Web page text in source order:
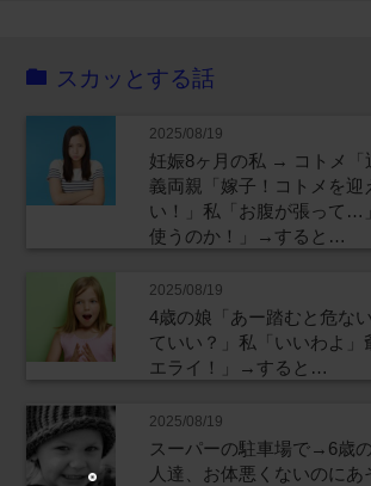
スカッとする話
2025/08/19
妊娠8ヶ月の私 → コトメ「
義両親「嫁子！コトメを迎
い！」私「お腹が張って…
使うのか！」→すると…
2025/08/19
4歳の娘「あー踏むと危な
ていい？」私「いいわよ」
エライ！」→すると…
2025/08/19
スーパーの駐車場で→6歳
人達、お体悪くないのにあ